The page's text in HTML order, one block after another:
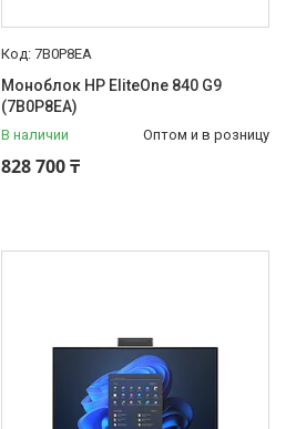
7B0P8EA
Моноблок HP EliteOne 840 G9
(7B0P8EA)
В наличии Оптом и в розницу
828 700 ₸